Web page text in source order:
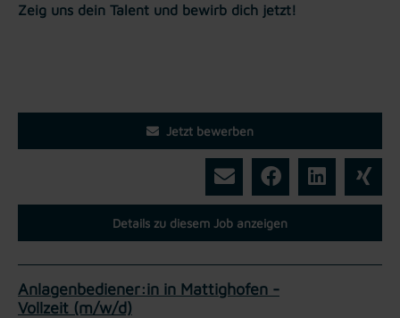
Zeig uns dein Talent und bewirb dich jetzt!
Jetzt bewerben
Details zu diesem Job anzeigen
Anlagenbediener:in in Mattighofen -
Vollzeit (m/w/d)